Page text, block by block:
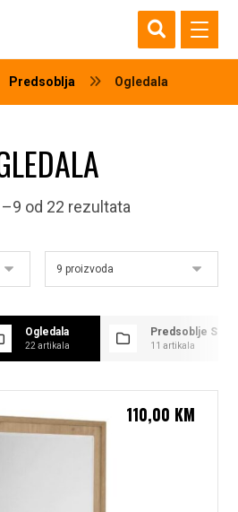
Predsoblja Ogledala
od 22 rezultata
Ogledala
22 artikala
Predsoblje
11 artikala
110,00 KM